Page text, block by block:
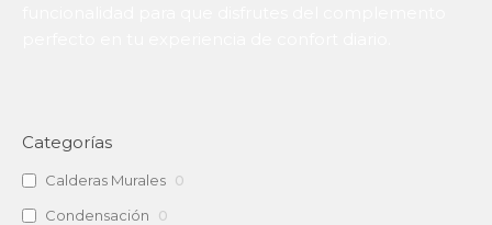
Categorías
Calderas Murales 0
Condensación
0